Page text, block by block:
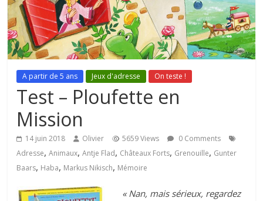
A partir de 5 ans Jeux d'adresse On teste !
Test – Ploufette en
Mission
14 juin 2018 Olivier 5659 Views
0 Comments
Adresse,Animaux,Antje Flad, Châteaux Forts, Grenouille, Gunter
Baars, Haba, Markus Nikisch, Mémoire
« Nan, mais sérieux, regardez